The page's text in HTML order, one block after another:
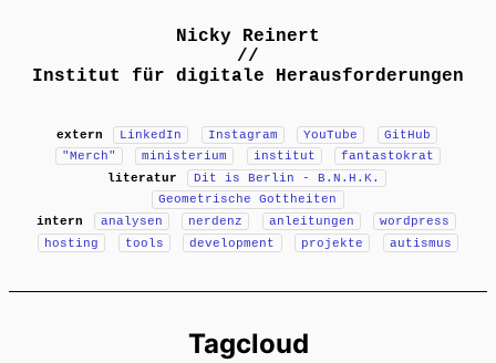
Nicky Reinert
//
Institut für digitale Herausforderungen
extern LinkedIn Instagram YouTube
GitHub
"Merch"
ministerium institut
fantastokrat
literatur
Dit is Berlin - B.N.H.K.
Geometrische Gottheiten
intern
analysen nerdenz anleitungen
wordpress
hosting
tools development projekte autismus
Tagcloud